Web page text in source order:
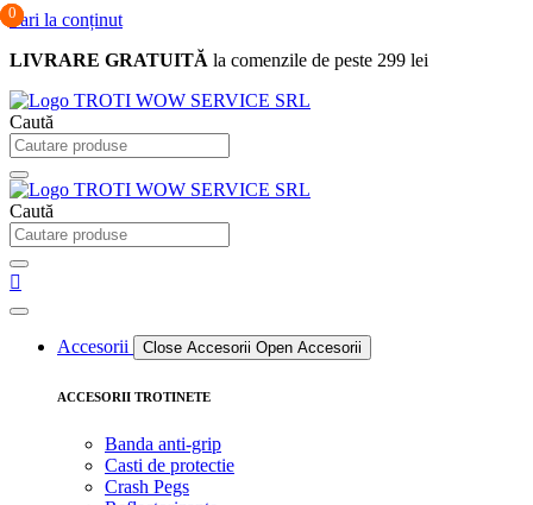
Sari la conținut
LIVRARE GRATUITĂ la comenzile de peste 299 lei
0
Caută
Caută
0
0
Accesorii Close Accesorii Open Accesorii
ACCESORII TROTINETE
Banda anti-grip
Casti de protectie
Crash Pegs